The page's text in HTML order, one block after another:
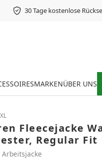
30 Tage kostenlose
MARKENÜBER UNS
Fleecejacke
Regular Fit